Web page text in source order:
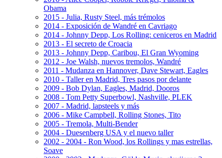
Obama
2015 - Julia, Rusty Steel, más trémolos
2014 - Exposición de Wandré en Cavriago
2014 - Johnny Depp, Los Rolling: ceniceros en Madrid
2013 - El secreto de Croacia
2013 - Johnny Depp, Caribou, El Gran Wyoming
2012 - Joe Walsh, nuevos tremolos, Wandré
2011 - Mudanza en Hannover, Dave Stewart, Eagles
2010 - Taller en Madrid, Tres pasos por delante
2009 - Bob Dylan, Eagles, Madrid, Dooros
2008 - Tom Petty Superbowl, Nashville, PLEK
2007 - Madrid, lapsteels y más
2006 - Mike Campbell, Rolling Stones, Tito
2005 - Tremola, Multi-Bender
2004 - Duesenberg USA y el nuevo taller
2002 - 2004 - Ron Wood, los Rollings y mas estrellas,
Soave